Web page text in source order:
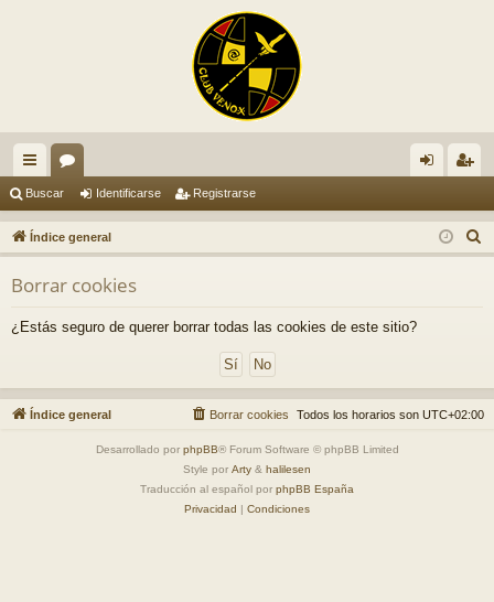
nl
ac
es
rá
pi
s
or
os nti
fic
ist
ra
Buscar Identificarse Registrarse
Índice general
u
Borrar cookies
¿Estás seguro de querer borrar todas las cookies de este sitio?
Índice general Todos los horarios son UTC+02:00
Borrar cookies
Desarrollado por phpBB® Forum Software © phpBB Limited
Style por Arty & halilesen
Traducción al español por phpBB España
Privacidad | Condiciones